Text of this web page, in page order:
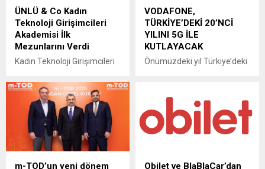
ÜNLÜ & Co Kadın
Teknoloji Girişimcileri
Akademisi İlk
Mezunlarını Verdi
Kadın Teknoloji Girişimcileri
dönemi tamamlandı.
Katılımcı girişim projeleri
arasında jüri tarafından
yapılan değerlendirmede;
görü uygulamaları
çalışmasıyla Picollect birinci,
VODAFONE,
TÜRKİYE’DEKİ 20’NCİ
YILINI 5G İLE
KUTLAYACAK
Önümüzdeki yıl Türkiye’deki
yaptığı yatırımın reel değeri
480 milyar TL’yi aştı. Ekim
ayında gerçekleşen 5G
yetkilendirme
m-TOD’un yeni dönem
Obilet ve BlaBlaCar’dan